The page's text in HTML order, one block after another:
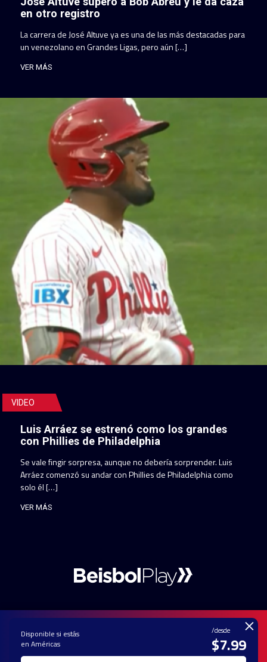
en otro registro
La carrera de José Altuve ya es una de las más destacadas para
un venezolano en Grandes Ligas, pero aún […]
VER MÁS
VIDEO
Luis Arráez se estrenó como los grandes
con Phillies de Philadelphia
Se vale fingir sorpresa, aunque no debería sorprender. Luis
Arráez comenzó su andar con Phillies de Philadelphia como
solo él […]
VER MÁS
PAUTA CON
TÉRMINOS Y
CONDICIONES
Disponible si estás
en Américas
/desde
$7.99
×